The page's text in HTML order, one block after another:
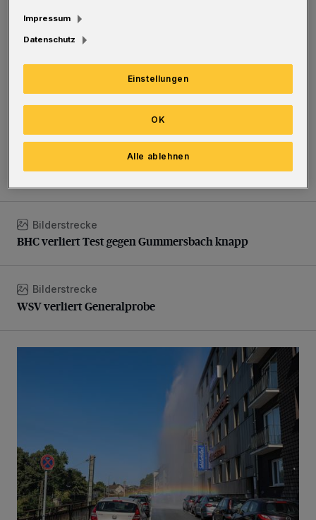
Sommer in der Elberfelder City
BHC verliert Test gegen Gummersbach knapp
Bilderstrecke
BHC verliert Test gegen Gummersbach knapp
WSV verliert Generalprobe
Bilderstrecke
WSV verliert Generalprobe
Impressum
Datenschutz
Einstellungen
Alle ablehnen
OK